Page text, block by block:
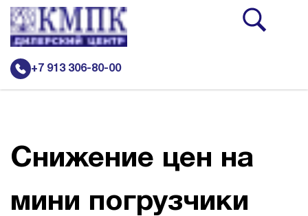
+7 913 306-80-00
Подъемно-транспортная и складская техника Heli
Грузовая техника
Снижение цен на
мини погрузчики